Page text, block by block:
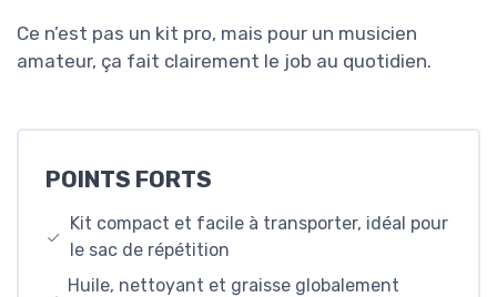
Ce n’est pas un kit pro, mais pour un musicien
amateur, ça fait clairement le job au quotidien.
POINTS FORTS
Kit compact et facile à transporter, idéal pour
le sac de répétition
Huile, nettoyant et graisse globalement